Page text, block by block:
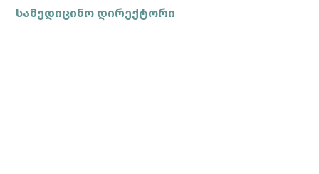
სამედიცინო დირექტორი